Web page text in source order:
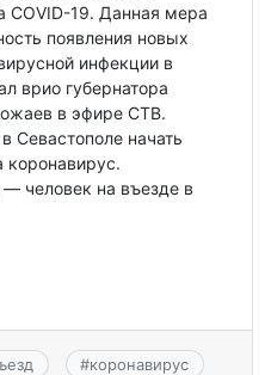
COVID-19. Данная мера
появления новых
инфекции в
врио губернатора
в эфире СТВ.
Севастополе начать
коронавирус.
человек на въезде в
#коронавирус